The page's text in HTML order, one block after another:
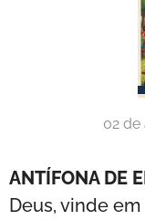
02 de
ANTÍFONA DE
Deus, vinde